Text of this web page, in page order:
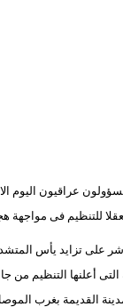
عراقيون اليوم
للتنظيم فى مواجهة
على تزايد يأس
التى أعلنها التنظيم
القديمة بغرب